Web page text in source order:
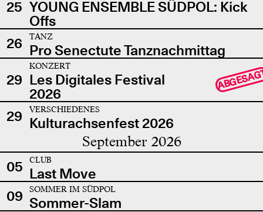
25 YOUNG ENSEMBLE SÜDPOL: Kick
Offs
26
TANZ
Pro Senectute Tanznachmittag
29
KONZERT
Les Digitales Festival
2026
29 VERSCHIEDENES
Kulturachsenfest 2026
September 2026
05 CLUB
Last Move
09
SOMMER IM SÜDPOL
Sommer-Slam